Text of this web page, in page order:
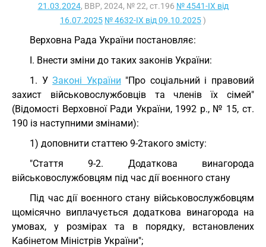
21.03.2024, ВВР, 2024, № 22, ст.196 № 4541-IX від
16.07.2025 № 4632-IX від 09.10.2025)
Верховна Рада України постановляє:
I. Внести зміни до таких законів України:
1. УЗаконі України "Про соціальний і правовий
захист військовослужбовців та членів їх сімей"
(Відомості Верховної Ради України, 1992 р., № 15, ст.
190 із наступними змінами):
1) доповнити статтею 9-2такого змісту:
"Стаття 9-2. Додаткова винагорода
військовослужбовцям під час дії воєнного стану
Під час дії воєнного стану військовослужбовцям
щомісячно виплачується додаткова винагорода на
умовах, у розмірах та в порядку, встановлених
Кабінетом Міністрів України";